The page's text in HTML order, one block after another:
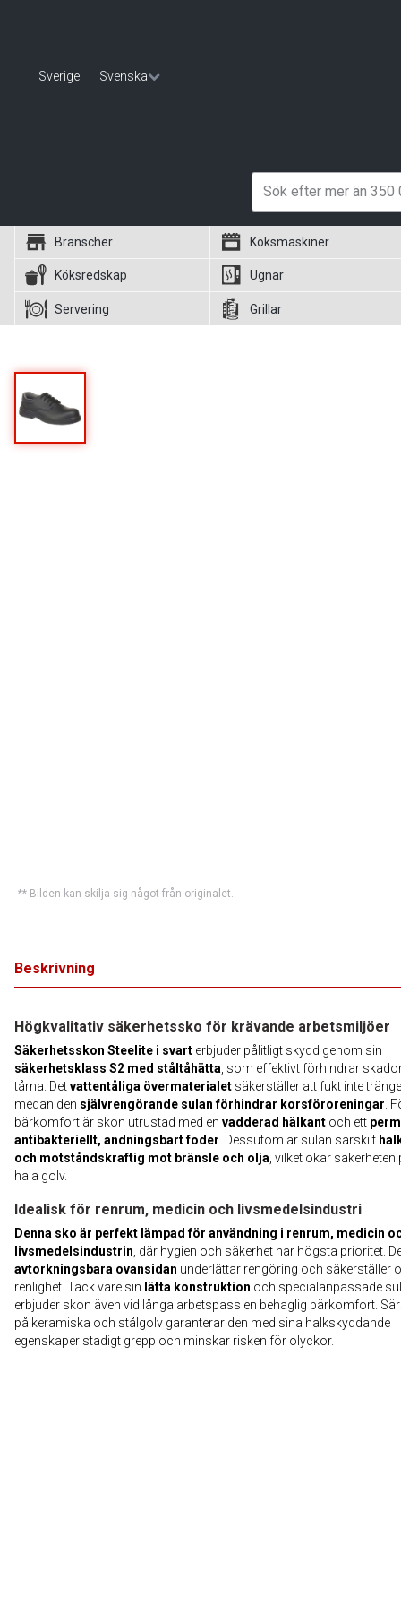
Sverige Svenska
Branscher Köksmaskiner
Köksredskap Ugnar
Servering Grillar
** Bilden kan skilja sig något från originalet.
Beskrivning
Högkvalitativ säkerhetssko för krävande arbetsmiljöer
Säkerhetsskon Steelite i svart erbjuder pålitligt skydd genom sin
säkerhetsklass S2 med ståltåhätta , som effektivt förhindrar
tårna. Detvattentåliga övermaterialet säkerställer att fukt inte
medan den självrengörande sulan förhindrar korsföroreningar .
bärkomfort är skon utrustad med en vadderad hälkant och ett
antibakteriellt, andningsbart foder . Dessutom är sulan särskilt
och motståndskraftig mot bränsle och olja , vilket ökar säkerheten
hala golv.
Idealisk för renrum, medicin och livsmedelsindustri
Denna sko är perfekt lämpad för användning i renrum, medicin
livsmedelsindustrin , där hygien och säkerhet har högsta prioritet.
avtorkningsbara ovansidan underlättar rengöring och säkerställer
renlighet. Tack vare sin lätta konstruktion och specialanpassade
erbjuder skon även vid långa arbetspass en behaglig bärkomfort.
på keramiska och stålgolv garanterar den med sina halkskyddande
egenskaper stadigt grepp och minskar risken för olyckor.